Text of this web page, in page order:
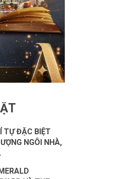
TỰ ĐẶC BIỆT
NGÔI NHÀ,